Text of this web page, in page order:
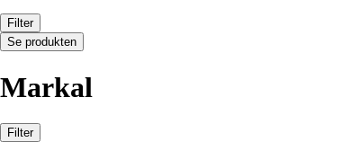
Filter
Se produkten
Markal
Filter